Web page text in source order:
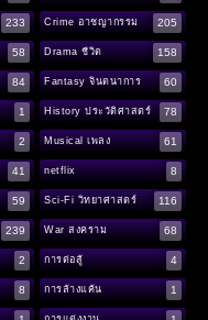
233 Crime อาชญากรรม 205
58 Drama ชีวิต 158
84 Fantasy จินตนาการ 60
1 History ประวัติศาสตร์ 78
2 Musical เพลง 61
41 netflix 8
59 Sci-Fi วิทยาศาสตร์ 116
239 War สงคราม 68
2 การต่อสู้ 4
8 การล้างแค้น 1